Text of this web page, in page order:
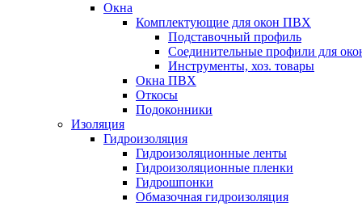
Окна
Комплектующие для окон ПВХ
Подставочный профиль
Соединительные профили для
Инструменты, хоз. товары
Окна ПВХ
Откосы
Подоконники
Изоляция
Гидроизоляция
Гидроизоляционные ленты
Гидроизоляционные пленки
Гидрошпонки
Обмазочная гидроизоляция